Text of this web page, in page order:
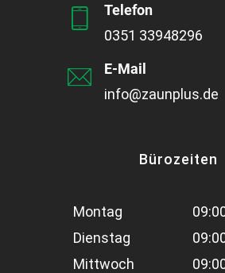
Telefon
0351 33948296
E-Mail
info@zaunplus.de
Bürozeiten
Montag
Dienstag
Mittwoch